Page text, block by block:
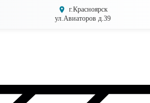
г.Красноярск
ул.Авиаторов д.39